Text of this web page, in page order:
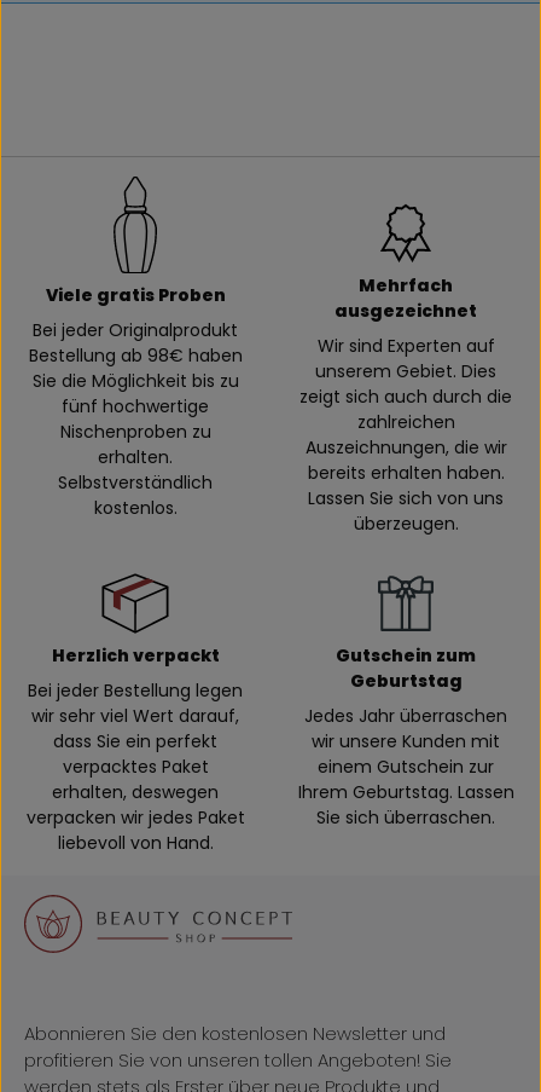
Viele gratis Proben
Bei jeder Originalprodukt
Bestellung ab 98€ haben
Sie die Möglichkeit bis zu
fünf hochwertige
Nischenproben zu
erhalten.
Selbstverständlich
kostenlos.
Mehrfach
ausgezeichnet
Wir sind Experten auf
unserem Gebiet. Dies
zeigt sich auch durch die
zahlreichen
Auszeichnungen, die wir
bereits erhalten haben.
Lassen Sie sich von uns
überzeugen.
Herzlich verpackt
Bei jeder Bestellung legen
wir sehr viel Wert darauf,
dass Sie ein perfekt
verpacktes Paket
erhalten, deswegen
verpacken wir jedes Paket
liebevoll von Hand.
Gutschein zum
Geburtstag
Jedes Jahr überraschen
wir unsere Kunden mit
einem Gutschein zur
Ihrem Geburtstag. Lassen
Sie sich überraschen.
Abonnieren Sie den kostenlosen Newsletter und
profitieren Sie von unseren tollen Angeboten! Sie
werden stets als Erster über neue Produkte und